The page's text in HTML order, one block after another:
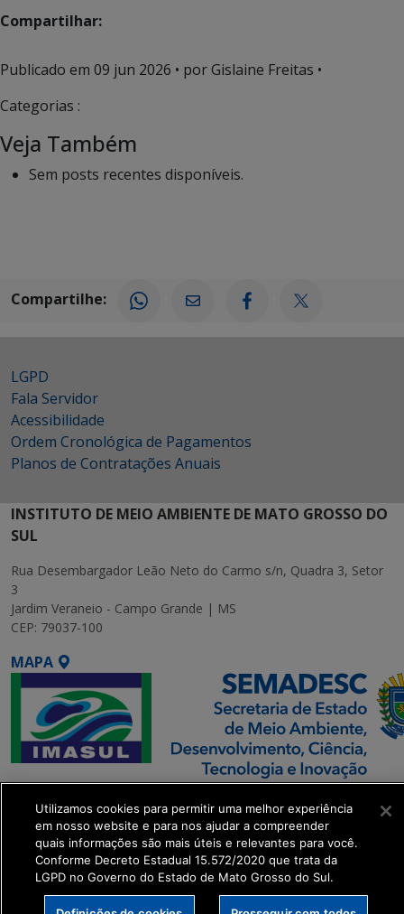
Compartilhar:
Publicado em 09 jun 2026 • por Gislaine Freitas •
Categorias :
Veja Também
Sem posts recentes disponíveis.
Compartilhe:
LGPD
Fala Servidor
Acessibilidade
Ordem Cronológica de Pagamentos
Planos de Contratações Anuais
INSTITUTO DE MEIO AMBIENTE DE MATO GROSSO DO
SUL
Rua Desembargador Leão Neto do Carmo s/n, Quadra 3, Setor
3
Jardim Veraneio - Campo Grande | MS
CEP: 79037-100
MAPA
SETDIG | Secretaria-
Executiva de
Transformação Digital
get_footer();
Utilizamos cookies para permitir uma melhor experiência
em nosso website e para nos ajudar a compreender
quais informações são mais úteis e relevantes para você.
Conforme Decreto Estadual 15.572/2020 que trata da
LGPD no Governo do Estado de Mato Grosso do Sul.